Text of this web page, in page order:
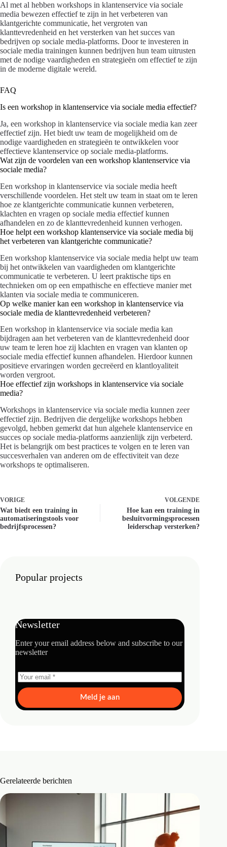
Al met al hebben workshops in klantenservice via sociale
media bewezen effectief te zijn in het verbeteren van
klantgerichte communicatie, het vergroten van
klanttevredenheid en het versterken van het succes van
bedrijven op sociale media-platforms. Door te investeren in
sociale media trainingen kunnen bedrijven hun team uitrusten
met de nodige vaardigheden en strategieën om effectief te zijn
in de moderne digitale wereld.
FAQ
Is een workshop in klantenservice via sociale media effectief?
Ja, een workshop in klantenservice via sociale media kan zeer
effectief zijn. Het biedt uw team de mogelijkheid om de
nodige vaardigheden en strategieën te ontwikkelen voor
effectieve klantenservice op sociale media-platforms.
Wat zijn de voordelen van een workshop klantenservice via
sociale media?
Een workshop in klantenservice via sociale media heeft
verschillende voordelen. Het stelt uw team in staat om te leren
hoe ze klantgerichte communicatie kunnen verbeteren,
klachten en vragen op sociale media effectief kunnen
afhandelen en zo de klanttevredenheid kunnen verhogen.
Hoe helpt een workshop klantenservice via sociale media bij
het verbeteren van klantgerichte communicatie?
Een workshop klantenservice via sociale media helpt uw team
bij het ontwikkelen van vaardigheden om klantgerichte
communicatie te verbeteren. U leert praktische tips en
technieken om op een empathische en effectieve manier met
klanten via sociale media te communiceren.
Op welke manier kan een workshop in klantenservice via
sociale media de klanttevredenheid verbeteren?
Een workshop in klantenservice via sociale media kan
bijdragen aan het verbeteren van de klanttevredenheid door
uw team te leren hoe zij klachten en vragen van klanten op
sociale media effectief kunnen afhandelen. Hierdoor kunnen
positieve ervaringen worden gecreëerd en klantloyaliteit
worden vergroot.
Hoe effectief zijn workshops in klantenservice via sociale
media?
Workshops in klantenservice via sociale media kunnen zeer
effectief zijn. Bedrijven die dergelijke workshops hebben
gevolgd, hebben gemerkt dat hun algehele klantenservice en
succes op sociale media-platforms aanzienlijk zijn verbeterd.
Het is belangrijk om best practices te volgen en te leren van
succesverhalen van anderen om de effectiviteit van deze
workshops te optimaliseren.
VORIGE
Wat biedt een training in
automatiseringstools voor
bedrijfsprocessen?
VOLGENDE
Hoe kan een training in
besluitvormingsprocessen
leiderschap versterken?
Popular projects
Newsletter
Enter your email address below and subscribe to our
newsletter
Meld je aan
Gerelateerde berichten